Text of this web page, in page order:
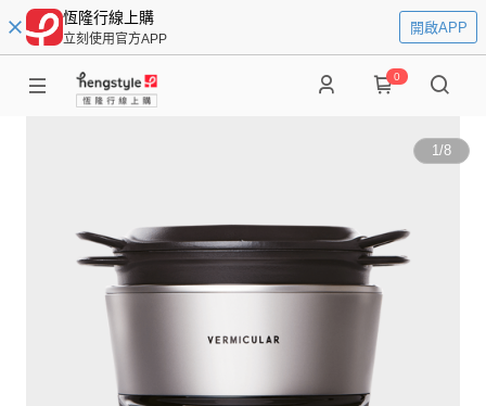
恆隆行線上購
立刻使用官方APP
開啟APP
0
1/8